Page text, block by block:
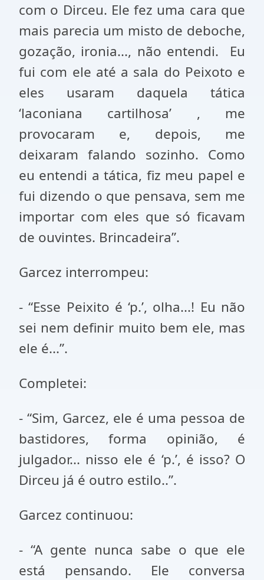
com o Dirceu. Ele fez uma cara que
mais parecia um misto de deboche,
gozação, ironia..., não entendi. Eu
fui com ele até a sala do Peixoto e
eles usaram daquela tática
‘laconiana cartilhosa’ , me
provocaram e, depois, me
deixaram falando sozinho. Como
eu entendi a tática, fiz meu papel e
fui dizendo o que pensava, sem me
importar com eles que só ficavam
de ouvintes. Brincadeira”.
Garcez interrompeu:
- “Esse Peixito é ‘p.’, olha...! Eu não
sei nem definir muito bem ele, mas
ele é...”.
Completei:
- “Sim, Garcez, ele é uma pessoa de
bastidores, forma opinião, é
julgador... nisso ele é ‘p.’, é isso? O
Dirceu já é outro estilo..”.
Garcez continuou:
- “A gente nunca sabe o que ele
está pensando. Ele conversa